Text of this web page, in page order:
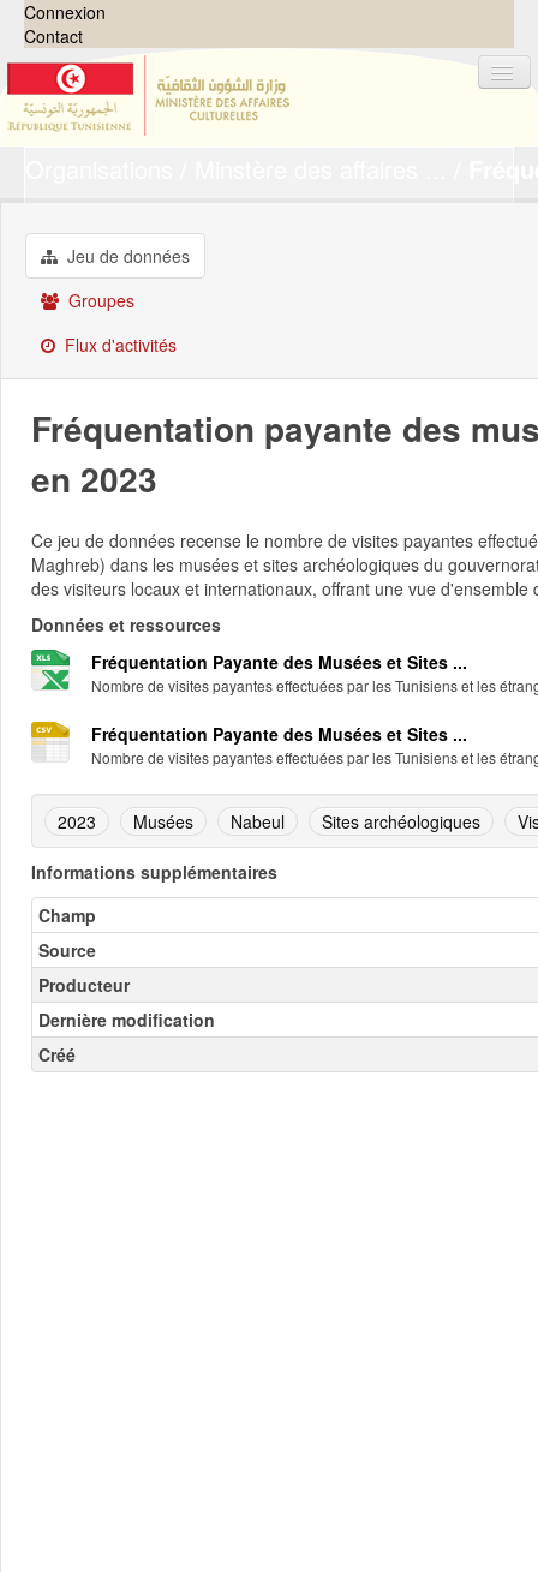
Connexion
Contact
Groupes
Demandes
À propos
Jeu de données
Groupes
Flux d'activités
Fréquentation payante des
en 2023
Ce jeu de données recense le nombre de visites payantes
Maghreb) dans les musées et sites archéologiques du
des visiteurs locaux et internationaux, offrant une vue
Données et ressources
Fréquentation Payante des Musées et Sites ...
Nombre de visites payantes effectuées par les Tunisiens et les
Fréquentation Payante des Musées et Sites ...
Nombre de visites payantes effectuées par les Tunisiens et les
2023 Musées Nabeul Sites archéologiques
Informations supplémentaires
Champ
Source
Producteur
Dernière modification
Créé